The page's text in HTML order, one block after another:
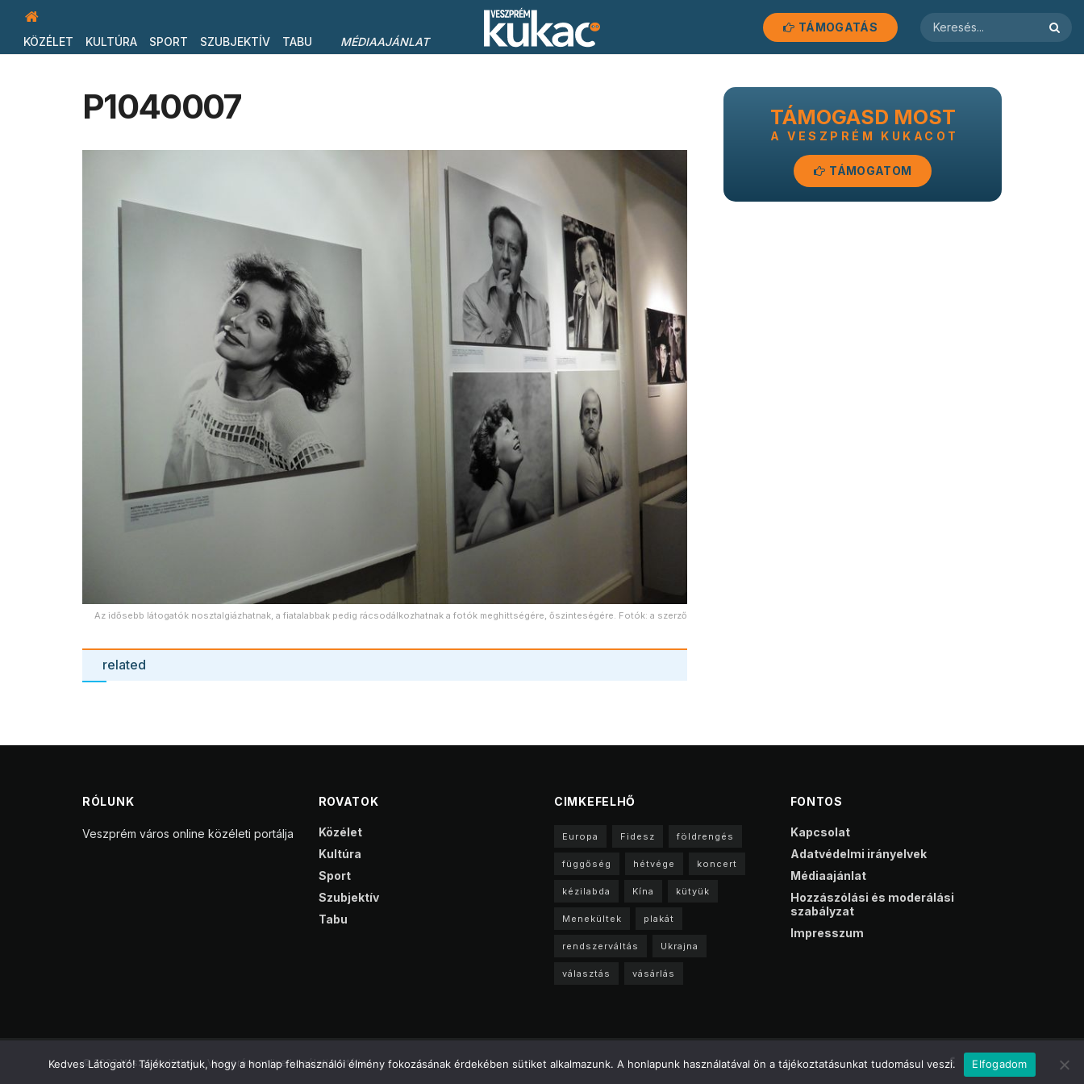
KÖZÉLET KULTÚRA SPORT SZUBJEKTÍV TABU MÉDIAAJÁNLAT
TÁMOGATÁS
P1040007
Az idősebb látogatók nosztalgiázhatnak, a fiatalabbak pedig rácsodálkozhatnak a fotók meghittségére, őszinteségére. Fotók: a szerző
related
TÁMOGASD MOST
A VESZPRÉM KUKACOT
TÁMOGATOM
RÓLUNK
Veszprém város online közéleti portálja
ROVATOK
Közélet
Kultúra
Sport
Szubjektív
Tabu
CIMKEFELHŐ
Europa Fidesz földrengés
függőség hétvége koncert
kézilabda Kína kütyük
Menekültek plakát
rendszerváltás Ukrajna
választás vásárlás
FONTOS
Kapcsolat
Adatvédelmi irányelvek
Médiaajánlat
Hozzászólási és moderálási
szabályzat
Impresszum
© 2023 VeszprémKukac - Veszprém online közéleti portálja
Kedves Látogató! Tájékoztatjuk, hogy a honlap felhasználói élmény fokozásának érdekében sütiket alkalmazunk. A honlapunk használatával ön a tájékoztatásunkat tudomásul veszi. Elfogadom